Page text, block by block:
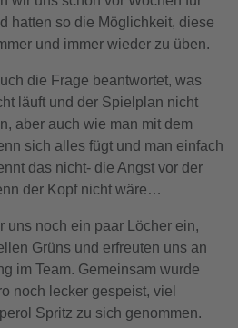
hatten so die Möglichkeit, diese
und immer wieder zu üben.
die Frage beantwortet, was
läuft und der Spielplan nicht
aber auch wie man mit dem
sich alles fügt und man einfach
das nicht- die Angst vor der
der Kopf nicht wäre…
uns noch ein paar Löcher ein,
Grüns und erfreuten uns an
im Team. Gemeinsam wurde
noch lecker gespeist, viel
Spritz zu sich genommen.